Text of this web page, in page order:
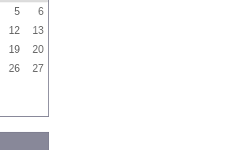
5
6
12
13
19
20
26
27